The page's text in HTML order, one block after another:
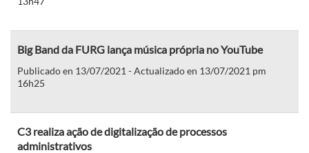
Big Band da FURG lança música própria no YouTube
Publicado en 13/07/2021 - Actualizado en 13/07/2021 pm
16h25
C3 realiza ação de digitalização de processos
administrativos